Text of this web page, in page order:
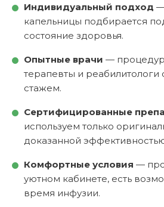
Индивидуальный подход —
капельницы подбирается
состояние здоровья.
Опытные врачи —
терапевты и реабилитологи
стажем.
Сертифицированные
используем только
доказанной
Комфортные условия —
уютном кабинете, есть
время инфузии.